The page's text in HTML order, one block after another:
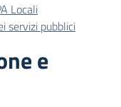
A Locali
servizi pubblici
e